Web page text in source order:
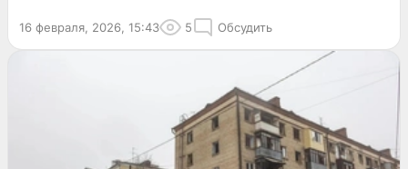
16 февраля, 2026, 15:43 5 Обсудить